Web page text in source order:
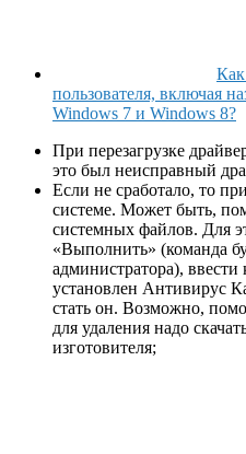
пользователя, включая
Windows 7 и Windows 8?
При перезагрузке
это был неисправный
Если не сработало, то
системе. Может быть,
системных файлов. Для
«Выполнить» (команда
администратора),
установлен Антивирус
стать он. Возможно,
для удаления надо
изготовителя;